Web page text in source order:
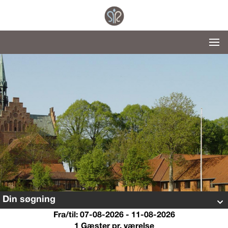
Din søgning
Fra/til: 07-08-2026 - 11-08-2026
1 Gæster pr. værelse